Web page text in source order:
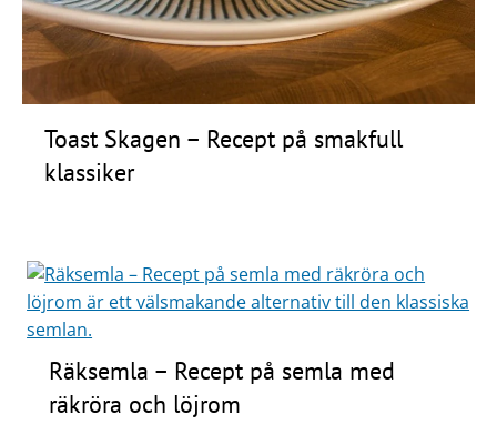
Toast Skagen – Recept på smakfull
klassiker
Räksemla – Recept på semla med
räkröra och löjrom